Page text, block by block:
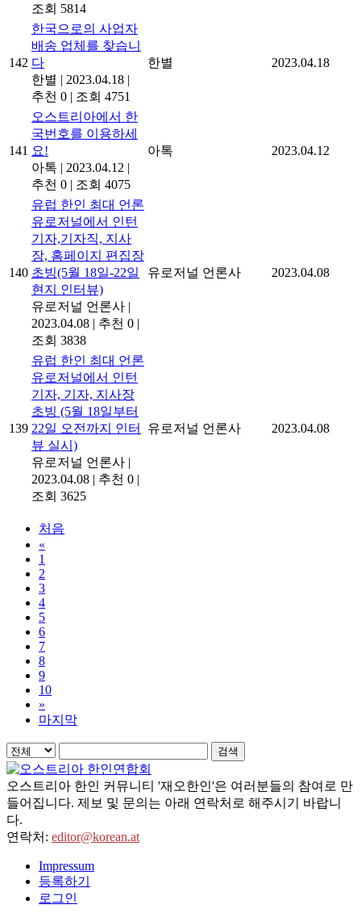
조회 5814
142
한국으로의 사업자
배송 업체를 찾습니
다
한별 | 2023.04.18 |
추천 0 | 조회 4751
한별 2023.04.18
141
오스트리아에서 한
국번호를 이용하세
요!
아톡 | 2023.04.12 |
추천 0 | 조회 4075
아톡 2023.04.12
140
유럽 한인 최대 언론
유로저널에서 인턴
기자,기자직, 지사
장, 홈페이지 편집장
초빙(5월 18일-22일
현지 인터뷰)
유로저널 언론사 |
2023.04.08 | 추천 0 |
조회 3838
유로저널 언론사 2023.04.08
139
유럽 한인 최대 언론
유로저널에서 인턴
기자, 기자, 지사장
초빙 (5월 18일부터
22일 오전까지 인터
뷰 실시)
유로저널 언론사 |
2023.04.08 | 추천 0 |
조회 3625
유로저널 언론사 2023.04.08
처음
«
1
2
3
4
5
6
7
8
9
10
»
마지막
검색
오스트리아 한인 커뮤니티 '재오한인'은 여러분들의 참여로 만
들어집니다. 제보 및 문의는 아래 연락처로 해주시기 바랍니
다.
연락처: editor@korean.at
Impressum
등록하기
로그인